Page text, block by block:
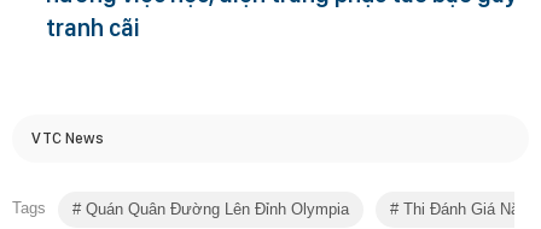
tranh cãi
VTC News
Tags Quán Quân Đường Lên Đỉnh Olympia Thi Đánh Giá Năng